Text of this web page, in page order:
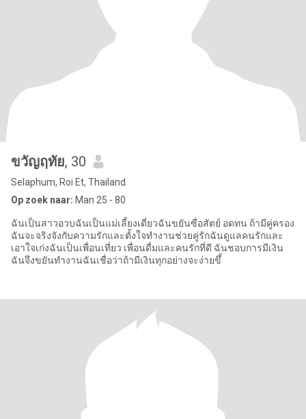
ขวัญฤทัย, 30
Selaphum, Roi Et, Thailand
Op zoek naar: Man 25 - 80
ฉันเป็นสาวอวบฉันเป็นแม่เลี้ยงเดี่ยวฉันขยันซื่อสัตย์ อดทน ถ้ามีคู่ครอง
ฉันจะจริงจังกับความรักและตั้งใจทำงานช่วยคู่รักฉันดูแลคนรักและ
เอาใจเก่งฉันเป็นเพื่อนเที่ยว เพื่อนดื่มและคนรักที่ดี ฉันชอบการมีเงิน
ฉันจึงขยันทำงานฉันเชื่อว่าถ้ามีเงินทุกอย่างจะง่ายขึ้